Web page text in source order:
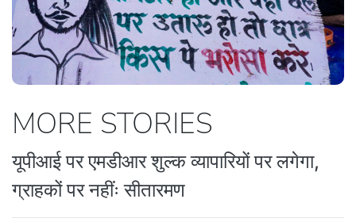
MORE STORIES
यूपीआई पर एमडीआर शुल्क व्यापारियों पर लगेगा,
ग्राहकों पर नहींः सीतारमण